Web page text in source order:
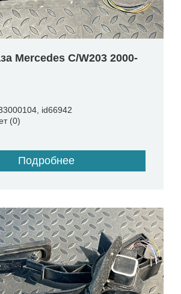
Mercedes C/W203 2000-
id66942
В наличии: Нет (0)
Подробнее